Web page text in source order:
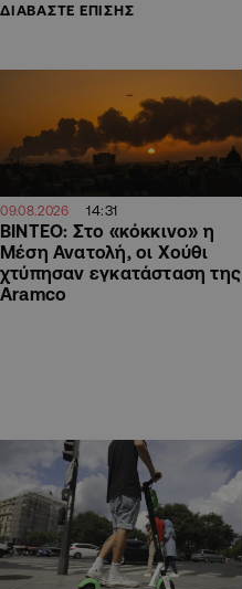
ΔΙΑΒΑΣΤΕ ΕΠΙΣΗΣ
09.08.2026 14:31
ΒΙΝΤΕΟ: Στο «κόκκινο» η
Μέση Ανατολή, οι Χούθι
χτύπησαν εγκατάσταση της
Aramco